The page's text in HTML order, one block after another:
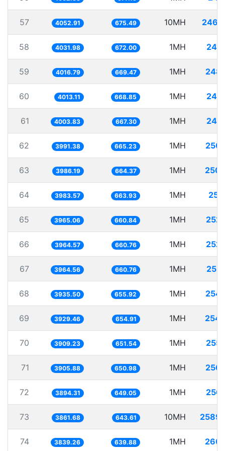
57 4052.91 675.49 10MH
58 4031.98 672.00 1MH
59 4016.79 669.47 1MH
60 4013.11 668.85 1MH
61 4003.83 667.30 1MH
62 3991.38 665.23 1MH
63 3986.19 664.37 1MH
64 3983.57 663.93 1MH
65 3965.06 660.84 1MH
66 3964.57 660.76 1MH
67 3964.56 660.76 1MH
68 3935.50 655.92 1MH
69 3929.46 654.91 1MH
70 3909.23 651.54 1MH
71 3905.88 650.98 1MH
72 3894.31 649.05 1MH
73 3861.68 643.61 10MH
74 3839.26 639.88 1MH